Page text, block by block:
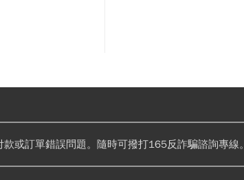
或訂單錯誤問題。隨時可撥打165反詐騙諮詢專線。